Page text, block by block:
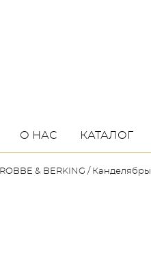
О НАС КАТАЛОГ
ROBBE & BERKING Канделябры